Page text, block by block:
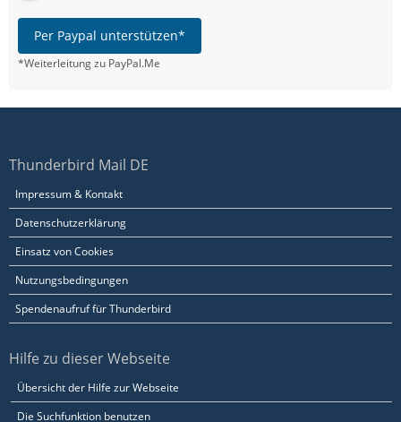
Per Paypal unterstützen*
*Weiterleitung zu PayPal.Me
Thunderbird Mail DE
Impressum & Kontakt
Datenschutzerklärung
Einsatz von Cookies
Nutzungsbedingungen
Spendenaufruf für Thunderbird
Hilfe zu dieser Webseite
Übersicht der Hilfe zur Webseite
Die Suchfunktion benutzen